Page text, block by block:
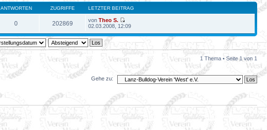
ANTWORTEN ZUGRIFFE LETZTER BEITRAG
0 202869 vonTheo S.
02.03.2008, 12:09
1 Thema • Seite1 von 1
Gehe zu: